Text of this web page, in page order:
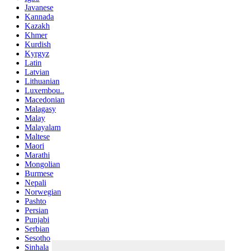
Javanese
Kannada
Kazakh
Khmer
Kurdish
Kyrgyz
Latin
Latvian
Lithuanian
Luxembou..
Macedonian
Malagasy
Malay
Malayalam
Maltese
Maori
Marathi
Mongolian
Burmese
Nepali
Norwegian
Pashto
Persian
Punjabi
Serbian
Sesotho
Sinhala